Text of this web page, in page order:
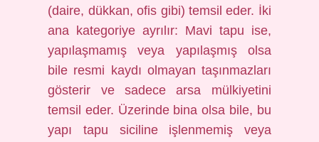
(daire, dükkan, ofis gibi) temsil eder. İki
ana kategoriye ayrılır: Mavi tapu ise,
yapılaşmamış veya yapılaşmış olsa
bile resmi kaydı olmayan taşınmazları
gösterir ve sadece arsa mülkiyetini
temsil eder. Üzerinde bina olsa bile, bu
yapı tapu siciline işlenmemiş veya